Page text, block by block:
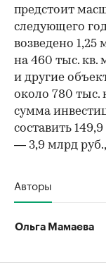
предстоит
следующего
возведено 1,25
на 460 тыс. кв.
и другие
около 780 тыс.
сумма
составить
— 3,9 млрд
Авторы
Ольга Мамаева